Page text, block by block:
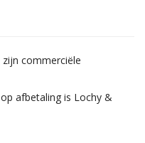
commerciële
afbetaling is Lochy &